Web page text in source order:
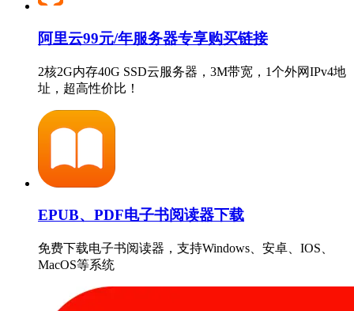
阿里云99元/年服务器专享购买链接
2核2G内存40G SSD云服务器，3M带宽，1个外网IPv4地
址，超高性价比！
EPUB、PDF电子书阅读器下载
免费下载电子书阅读器，支持Windows、安卓、IOS、
MacOS等系统